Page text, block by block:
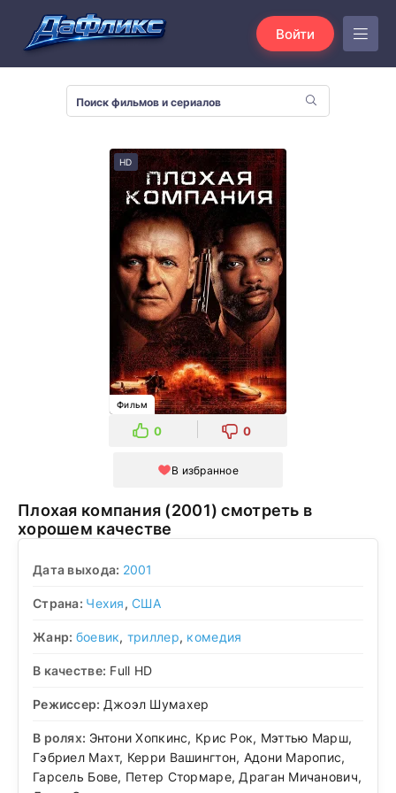
Войти
HD
Фильм
0 0
В избранное
Плохая компания (2001) смотреть в
хорошем качестве
Дата выхода: 2001
Страна: Чехия,США
Жанр: боевик, триллер, комедия
В качестве: Full HD
Режиссер: Джоэл Шумахер
В ролях: Энтони Хопкинс, Крис Рок, Мэттью Марш,
Гэбриел Махт, Керри Вашингтон, Адони Маропис,
Гарсель Бове, Петер Стормаре, Драган Мичанович,